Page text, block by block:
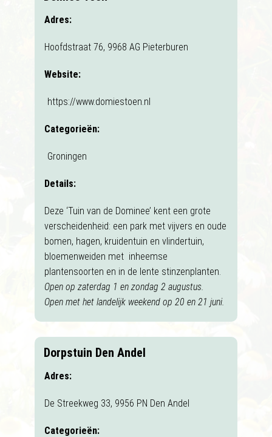
Adres:
Hoofdstraat 76, 9968 AG Pieterburen
Website:
https://www.domiestoen.nl
Categorieën:
Groningen
Details:
Deze ‘Tuin van de Dominee’ kent een grote
verscheidenheid: een park met vijvers en oude
bomen, hagen, kruidentuin en vlindertuin,
bloemenweiden met inheemse
plantensoorten en in de lente stinzenplanten.
Open op zaterdag 1 en zondag 2 augustus.
Open met het landelijk weekend op 20 en 21 juni.
Dorpstuin Den Andel
Adres:
De Streekweg 33, 9956 PN Den Andel
Categorieën: